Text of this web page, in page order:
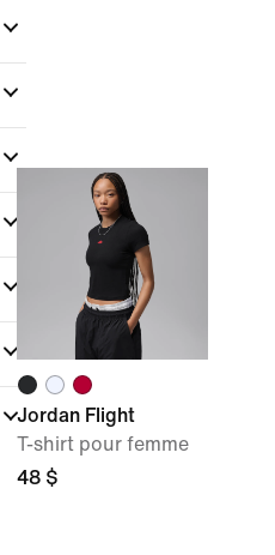
Jordan Flight
T-shirt pour femme
48 $